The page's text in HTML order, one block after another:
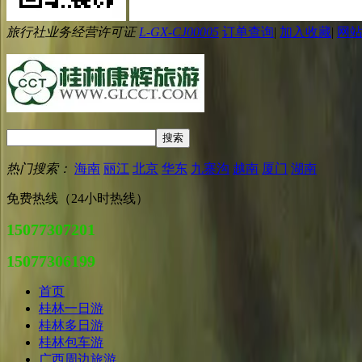
旅行社业务经营许可证L-GX-CJ00005 订单查询| 加入收藏| 网
热门搜索： 海南 丽江 北京 华东 九寨沟 越南 厦门 湖南
免费热线（24小时热线）
15077307201
15077306199
首页
桂林一日游
桂林多日游
桂林包车游
广西周边旅游